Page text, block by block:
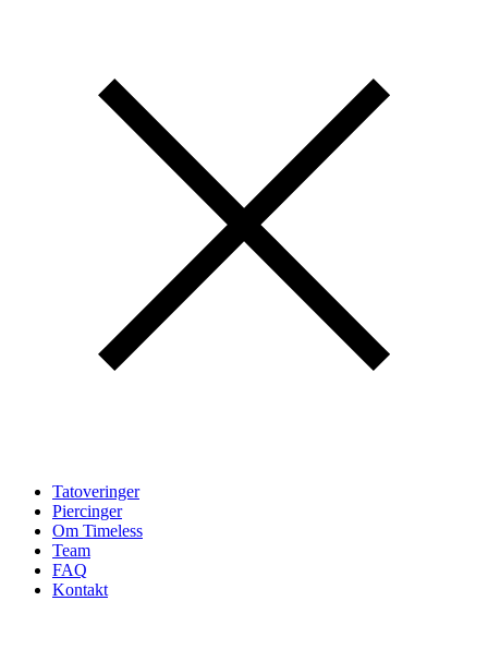
Tatoveringer
Piercinger
Om Timeless
Team
FAQ
Kontakt